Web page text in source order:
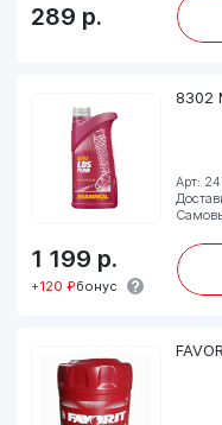
289 р.
8302
Арт:
1 199 р.
+120 ₽бонус